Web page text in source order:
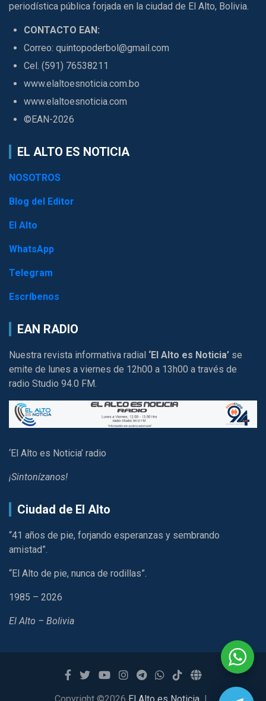
periodística pública forjada en la ciudad de El Alto, Bolivia.
CONTACTO EAN:
Correo: quintopoderbol@gmail.com
Cel. (591) 76538211
www.elaltoesnoticia.com.bo
www.elaltoesnoticia.com
©EAN-2026
EL ALTO ES NOTICIA
NOSOTROS
Blog del Editor
El Alto
WhatsApp
Telegram
Escríbenos
EAN RADIO
Nuestra revista informativa radial ‘El Alto es Noticia’ se
emite de lunes a viernes de 12h00 a 13h00 a través de
radio Studio 94.0 FM.
‘El Alto es Noticia’ radio
¡Sintonízanos!
Ciudad de El Alto
“41 años de pie, forjando esperanzas y sembrando
amistad”.
“El Alto de pie, nunca de rodillas”.
1985 – 2026
El Alto – Bolivia